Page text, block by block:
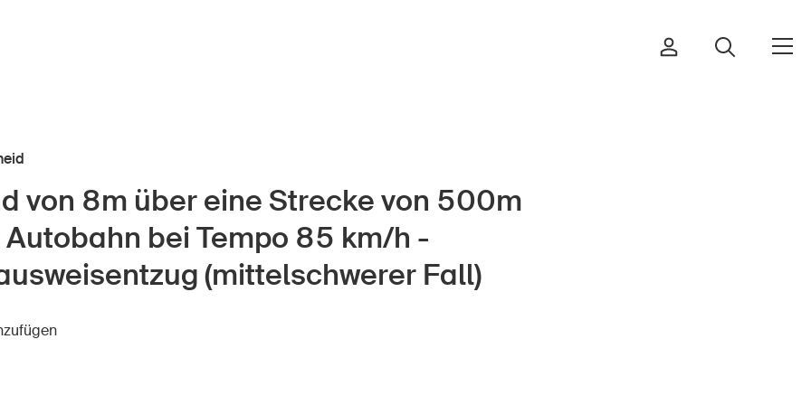
Kindheit
Politik
Sichere Produkte
von 8m über eine Strecke von 500m
bei Tempo 85 km/h -
(mittelschwerer Fall)